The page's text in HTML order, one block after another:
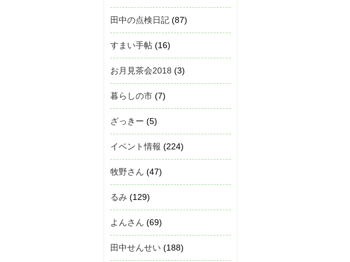
田中の点検日記 (87)
すまい手帖 (16)
お月見茶会2018 (3)
暮らしの市 (7)
ざっきー (5)
イベント情報 (224)
牧野さん (47)
るみ (129)
よんさん (69)
田中せんせい (188)